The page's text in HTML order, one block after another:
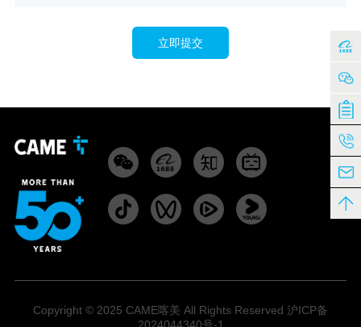
立即提交
Copyright © 2025 CAME喀美 All Rights Reserved 沪ICP备